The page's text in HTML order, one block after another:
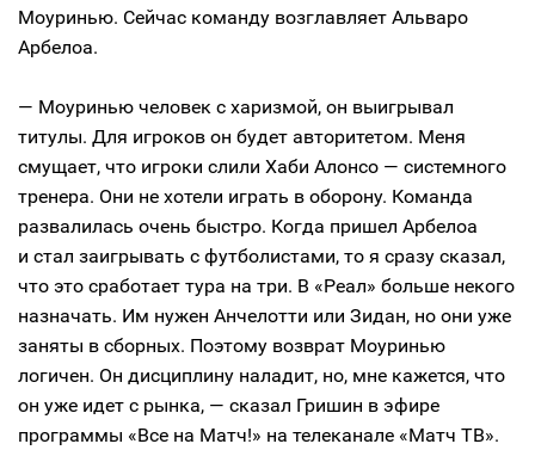
Моуринью. Сейчас команду возглавляет Альваро
Арбелоа.
— Моуринью человек с харизмой, он выигрывал
титулы. Для игроков он будет авторитетом. Меня
смущает, что игроки слили Хаби Алонсо — системного
тренера. Они не хотели играть в оборону. Команда
развалилась очень быстро. Когда пришел Арбелоа
и стал заигрывать с футболистами, то я сразу сказал,
что это сработает тура на три. В «Реал» больше некого
назначать. Им нужен Анчелотти или Зидан, но они уже
заняты в сборных. Поэтому возврат Моуринью
логичен. Он дисциплину наладит, но, мне кажется, что
он уже идет с рынка, — сказал Гришин в эфире
программы «Все на Матч!» на телеканале «Матч ТВ».